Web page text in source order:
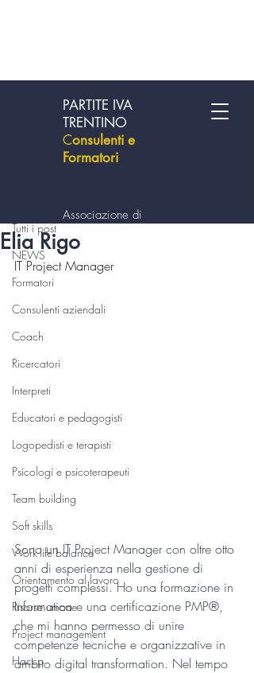
PARTITE IVA
TRENTINO
Consulenti e
Formatori
Associazione di
Tutti i post
NEWS
Formatori
Consulenti aziendali
Coach
Ricercatori
Interpreti
Educatori e pedagogisti
Logopedisti e terapisti
Psicologi e psicoterapeuti
Team building
Soft skills
Work-life balance
Orientamento al lavoro
Risorse umane
Project management
Haccp
Elia Rigo
IT Project Manager
Sono un IT Project Manager con oltre otto
anni di esperienza nella gestione di
progetti complessi. Ho una formazione in
Informatica e una certificazione PMP®,
che mi hanno permesso di unire
competenze tecniche e organizzative in
ambito digital transformation. Nel tempo